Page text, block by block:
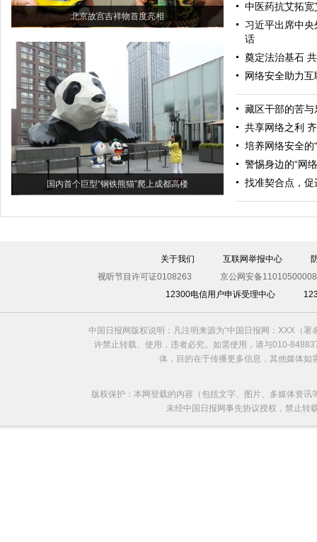
北京故宫吉祥物首度亮相
国内首个巨型“钢铁熊猫”爬上成都高楼
中医药抗艾拓
习近平出席中
话
奠定法治基石
网络安全助力互
藏区干部的苦与
共享网络之利
培养网络安全的
警惕身边的“网
找准契合点，
关于我们 互联网举报中心
视听节目许可证0108263
京公网安备
12300电信用户申诉受理中心
中国日报网版权说明：凡注明来源为“中国日报网：XXX（
许禁止转载、使用，违者必究。如需使用，请与010-
体，目的在于传播更多信息，其他媒体
版权保护：本网登载的内容（包括文字、图片、多媒体资
未经中国日报网事先协议授权，禁止转